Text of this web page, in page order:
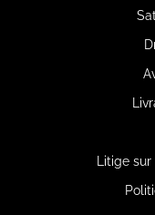
Litige